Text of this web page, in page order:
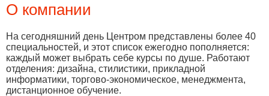
О компании
На сегодняшний день Центром представлены более 40
специальностей, и этот список ежегодно пополняется:
каждый может выбрать себе курсы по душе. Работают
отделения: дизайна, стилистики, прикладной
информатики, торгово-экономическое, менеджмента,
дистанционное обучение.